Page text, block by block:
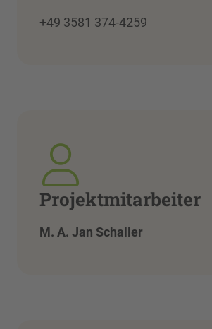
+49 3581 374-4259
Projektmitarbeiter
M. A. Jan Schaller